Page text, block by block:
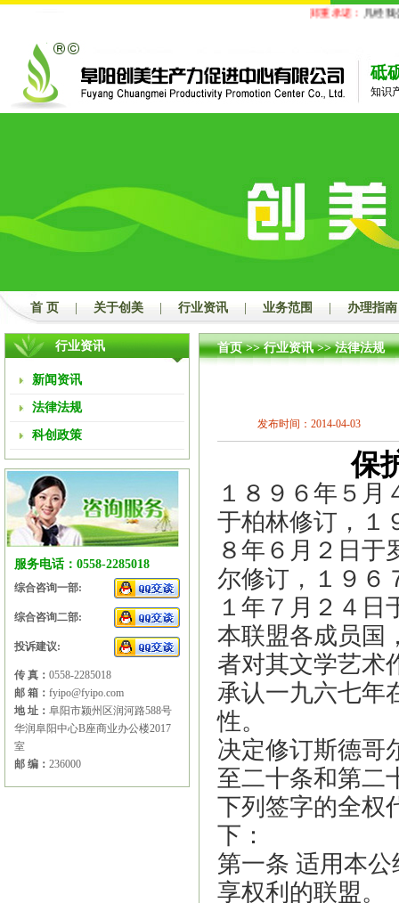
郑重承诺： 凡经我公司代
砥
知识
首 页 关于创美 行业资讯 业务范围 办理指南
行业资讯
新闻资讯
法律法规
科创政策
服务电话：0558-2285018
综合咨询一部:
综合咨询二部:
投诉建议:
传 真： 0558-2285018
邮 箱： fyipo@fyipo.com
地 址： 阜阳市颍州区润河路588号
华润阜阳中心B座商业办公楼2017
室
邮 编： 236000
首页>>行业资讯>>法律法规
发布时间：2014-04-03
保
１８９６年５月
于柏林修订，１
８年６月２日于
尔修订，１９６
１年７月２４日
本联盟各成员国
者对其文学艺术
承认一九六七年
性。
决定修订斯德哥
至二十条和第二
下列签字的全权
下：
第一条 适用本
享权利的联盟。